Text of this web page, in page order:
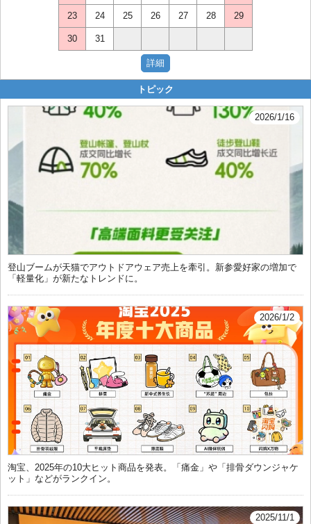
23 24 25 26 27 28 29
30 31
トピック
2026/1/16
登山ブームが天猫でアウトドアウェア売上を牽引。新参愛好家の増加で
「軽量化」が新たなトレンドに。
2026/1/2
淘宝、2025年の10大ヒット商品を発表。「痛金」や「排骨ダウンジャケ
ット」などがランクイン。
2025/11/1